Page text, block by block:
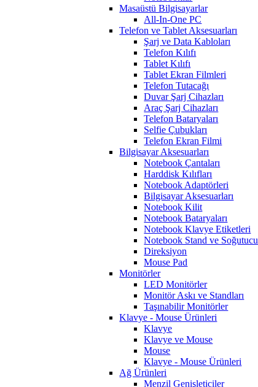
Masaüstü Bilgisayarlar
All-In-One PC
Telefon ve Tablet Aksesuarları
Şarj ve Data Kabloları
Telefon Kılıfı
Tablet Kılıfı
Tablet Ekran Filmleri
Telefon Tutacağı
Duvar Şarj Cihazları
Araç Şarj Cihazları
Telefon Bataryaları
Selfie Çubukları
Telefon Ekran Filmi
Bilgisayar Aksesuarları
Notebook Çantaları
Harddisk Kılıfları
Notebook Adaptörleri
Bilgisayar Aksesuarları
Notebook Kilit
Notebook Bataryaları
Notebook Klavye Etiketleri
Notebook Stand ve Soğutucu
Direksiyon
Mouse Pad
Monitörler
LED Monitörler
Monitör Askı ve Standları
Taşınabilir Monitörler
Klavye - Mouse Ürünleri
Klavye
Klavye ve Mouse
Mouse
Klavye - Mouse Ürünleri
Ağ Ürünleri
Menzil Genişleticiler